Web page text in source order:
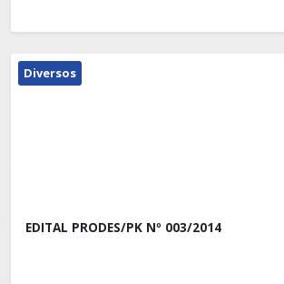
Diversos
EDITAL PRODES/PK Nº 003/2014